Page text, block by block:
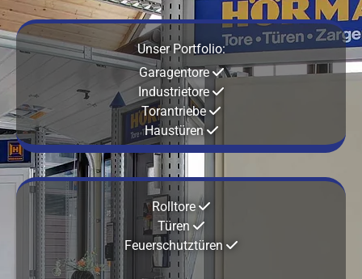
Unser Portfolio:
Garagentore 
Industrietore 
Torantriebe 
Haustüren
Rolltore
Türen 
Feuerschutztüren 